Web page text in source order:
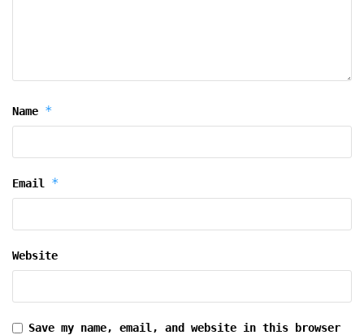
Name *
Email *
Website
Save my name, email, and website in this browser